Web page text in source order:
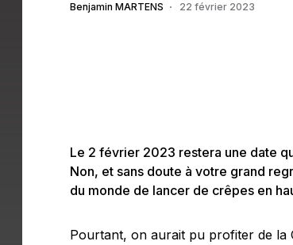
Benjamin MARTENS 22 février 2023
Le 2 février 2023 restera une date
Non, et sans doute à votre grand
du monde de lancer de crêpes en
Pourtant, on aurait pu profiter de la